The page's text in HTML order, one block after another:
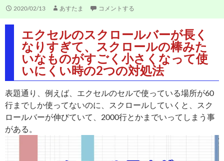
2020/02/13 あすたま コメントする
エクセルのスクロールバーが長く
なりすぎて、スクロールの棒みた
いなものがすごく小さくなって使
いにくい時の2つの対処法
表題通り、例えば、エクセルのセルで使っている場所が60
行までしか使ってないのに、スクロールしていくと、スク
ロールバーが伸びていて、2000行とかまでいってしまう事
がある。